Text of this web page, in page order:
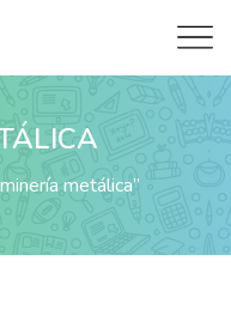
metálica”